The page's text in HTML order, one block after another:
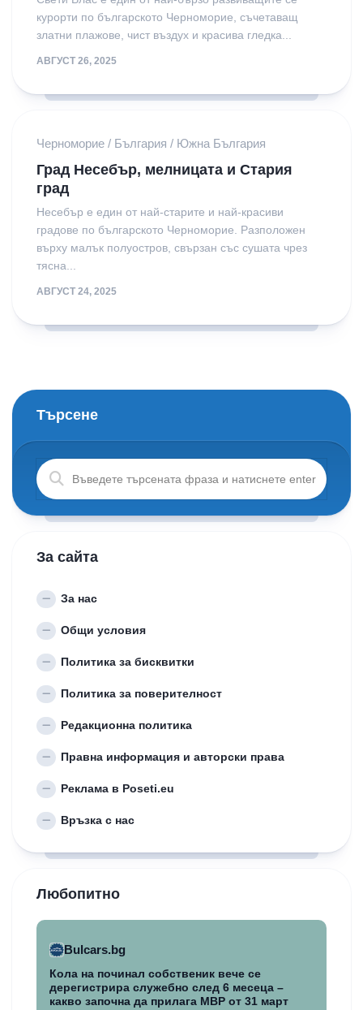
курорти по българското Черноморие, съчетаващ
златни плажове, чист въздух и красива гледка...
АВГУСТ 26, 2025
Черноморие / България / Южна България
Град Несебър, мелницата и Стария
град
Несебър е един от най-старите и най-красиви
градове по българското Черноморие. Разположен
върху малък полуостров, свързан със сушата чрез
тясна...
АВГУСТ 24, 2025
Търсене
За сайта
За нас
Общи условия
Политика за бисквитки
Политика за поверителност
Редакционна политика
Правна информация и авторски права
Реклама в Poseti.eu
Връзка с нас
Любопитно
Bulcars.bg
Кола на починал собственик вече се
дерегистрира служебно след 6 месеца –
какво започна да прилага МВР от 31 март